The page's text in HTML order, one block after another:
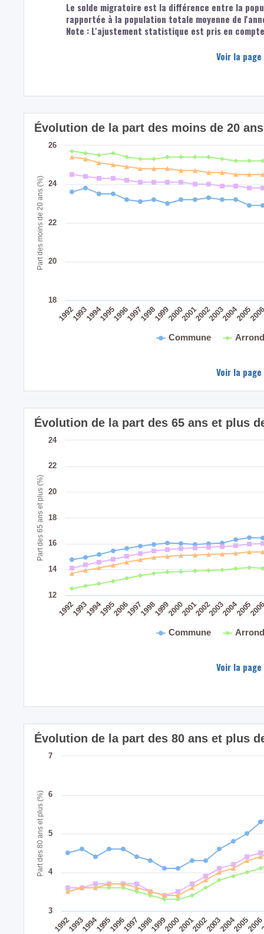
Le solde migratoire est la différence entre la
rapportée à la population totale moyenne de
Note : L'ajustement statistique est pris en
Voir la
Part des moins de 20 ans (%)
Évolution de la part des moins de 20
Commune
19921993199419951996199719981999200020012002200320042005
18
20
22
24
26
Voir la
Part des 65 ans et plus (%)
Évolution de la part des 65 ans et plus
Commune
19921993199419952006199719981999200020012002200320042005
12
14
16
18
20
22
24
Voir la
Part des 80 ans et plus (%)
Évolution de la part des 80 ans et plus
199219931994199519961997199819992000200120022003200420052006
3
4
5
6
7